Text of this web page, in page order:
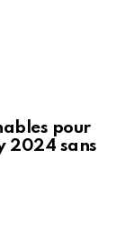
pour
2024 sans